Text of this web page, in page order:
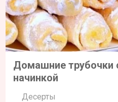
Домашние трубочки
начинкой
Десерты